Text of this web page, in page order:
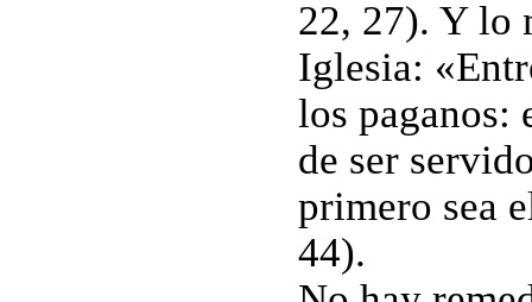
22, 27). Y lo
Iglesia:
los paganos:
de ser
primero sea
44).